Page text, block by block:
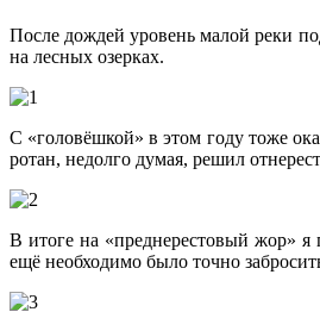
После дождей уровень малой реки
на лесных озерках.
С «головёшкой» в этом году тоже
ротан, недолго думая, решил
В итоге на «преднерестовый жор»
ещё необходимо было точно